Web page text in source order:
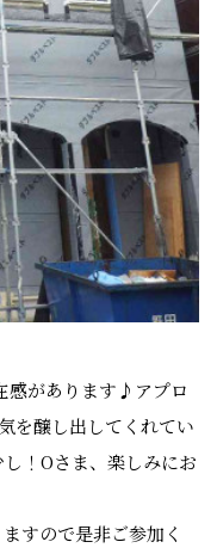
感があります♪アプロ
を醸し出してくれてい
！Oさま、楽しみにお
すので是非ご参加く